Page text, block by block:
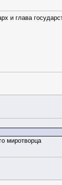
и глава
миротворца